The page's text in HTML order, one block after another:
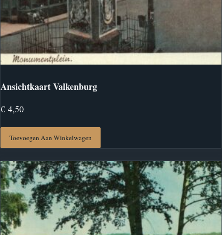
Ansichtkaart Valkenburg
€ 4,50
Toevoegen Aan Winkelwagen